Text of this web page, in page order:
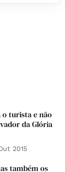
o turista e não
da Glória
2015
também os